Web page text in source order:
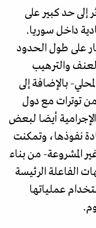
إلى حد كبير على
داخل سوريا.
على طول الحدود
والترهيب
بالإضافة إلى
من توترات مع دول
أيضا لبعض
نفوذها، وتمكنت
المشروعة- من بناء
الفاعلة الرئيسة
عملياتها